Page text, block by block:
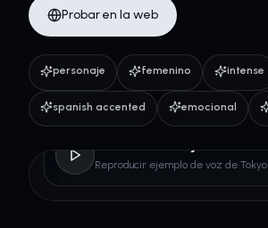
Probar en la web
personaje femenino intense
spanish accented emocional
Reproducir ejemplo de voz de Tokyo